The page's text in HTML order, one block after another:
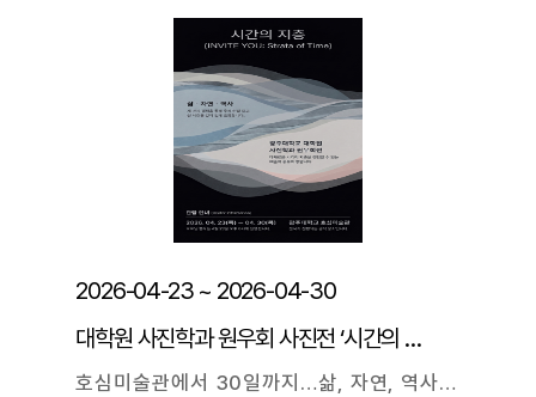
2026-04-23 ~ 2026-04-30
대학원 사진학과 원우회 사진전 ‘시간의 지층’
호심미술관에서 30일까지…삶, 자연, 역사 관통한 사진 40여 점 선봬 순수사진, 다큐멘터리, 현대사진 등 사진 매체로 연결한 거대한 서사 광주대학교(총장 김동진) 대학원 사진학과 원우회는 23일부터 30일까지 교내 극기관 1층 호심미술관에서 사진전 <시간의 지층: 삶, 자연, 역사의 궤적(The Strata of Time:Trajectories of Life, Nature, and History)>을 개최한다. 이번 전시는 김강예 원우를 포함한 13명의 대학원 사진학과 선후배 작가들이 참여하며, 각자의 시선으로 바라본 다층적인 세상의 모습을 담은 순수사진, 다큐멘터리, 현대사진 등 40여 점을 선보인다. 작가들은 시간의 흐름 속에서 형성된 개인의 일상, 경이로운 자연의 섭리, 그리고 묵직한 시대의 역사를 하나의 거대한 ‘지층(地層)’으로 상정하고, 이를 렌즈를 통해 시각적 서사로 엮어냈다. 전시는 크게 세 가지 섹션으로 나뉘어 진행된다. 첫 번째 섹션에서는 인간의 탄생부터 소멸에 이르기까지 삶의 궤적을 다룬다. 한명희 작가의 꾸밈없는 첫돌 기록부터 신동선 작가의 생사를 묻는 소나무와 무덤의 대비, 최영태 작가의 일신방직 공장 터에 얽힌 서민들의 애환, 김강예 작가의 고부간 애증의 기록까지, 삶의 서사를 이야기하는 일상적 풍경을 포착했다. 두 번째 섹션은 환경 변화 속에서도 이어지는 생명의 의지와 자연의 섭리를 조명한다. 김덕일 작가의 편백숲 순환 과정, 함미정 작가의 빙하와 기후 위기 속 생명력, 서의상 작가의 신도시 빈터에 핀 잡초, 이립 작가의 호남 지역 토양 관찰기, 홍석례 작가의 튀르키예 괴레메 지형 등 대지와 인간이 교감하는 풍경을 생생하게 담아냈다. 마지막 섹션은 과거의 억압적 질서를 고발하고 평등의 가치를 묻는 사회 비판적 시각을 제시한다. 정태환 작가는 베트남 전쟁 민간인 학살 위령비를 통해 전쟁의 비극을, 박종호 작가는 문인석의 형상을 통해 과거의 수직적 권위를 꼬집는다. 김병철 작가는 광주 무등산을 통해 자유와 평등의 정신을 기린다. 이번 전시의 디렉터를 맡은 김덕일 작가는 “발터 벤야민(W.Benjamin)이 말한 ‘대상 그것을 감싸고 있는 껍질에서 떼어내는 일, 아우라를 파괴하는 일은 오늘날의 지각이 갖는 특징이다’라는 구절처럼, 이번 전시를 통해 시간의 지층에서 틀의 아우라가 깨지길 바란다”라며, “13명 원우회 작가들의 사진 작업을 알리고, 관객과 작가가 사진을 매개로 새로운 대화를 시도하는 장이 될 것”이라고 기획 의도를 밝혔다.